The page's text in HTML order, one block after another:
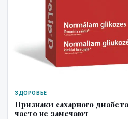
ЗДОРОВЬЕ
Признаки сахарного
часто не замечают